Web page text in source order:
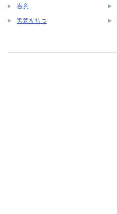
害意
害意を持つ